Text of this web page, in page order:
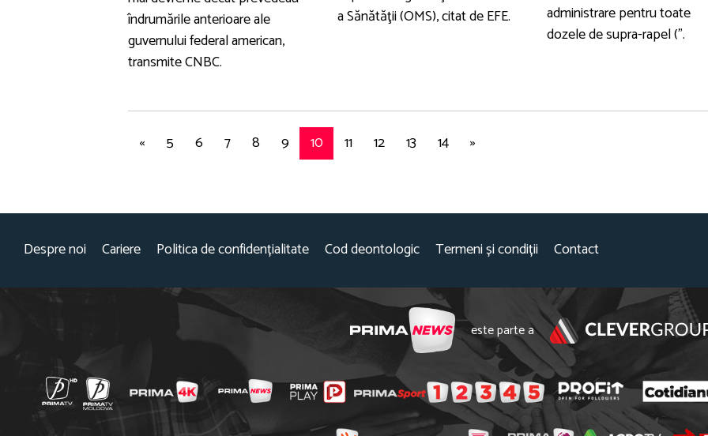
îndrumările anterioare ale
guvernului federal american,
transmite CNBC.
a Sănătăţii (OMS), citat de EFE.
administrare pentru toate
dozele de supra-rapel (".
« 5 6 7 8 9 10 11 12 13 14 »
Despre noi Cariere Politica de confidențialitate Cod deontologic Termeni și condiții Contact
este parte a